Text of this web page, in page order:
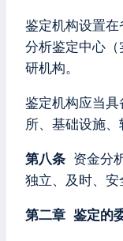
鉴定机构设置
分析鉴定中心
研机构。
鉴定机构应当
所、基础设施、
第八条 资金分
独立、及时、安
第二章 鉴定的